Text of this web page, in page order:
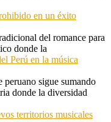
en un éxito
del romance para
donde la
Perú en la música
sigue sumando
donde la diversidad
territorios musicales